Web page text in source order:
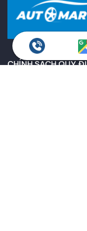
CHÍNH SÁCH QUY